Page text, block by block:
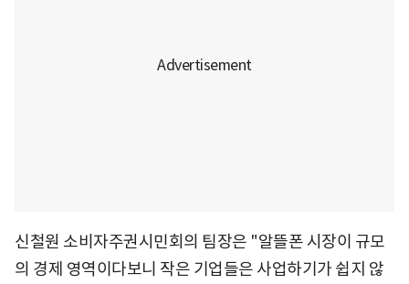
신철원 소비자주권시민회의 팀장은 "알뜰폰 시장이 규모
의 경제 영역이다보니 작은 기업들은 사업하기가 쉽지 않